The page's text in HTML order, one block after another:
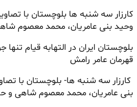
کارزار سه شنبه ها بلوچستان با
وحید بنی عامریان، محمد معصوم
بلوچستان ایران در التهابه قیام تنها
قهرمان عامر رامش
کارزار سه شنبه ها- بلوچستان با
بنی عامریان، محمد معصوم شاهی و